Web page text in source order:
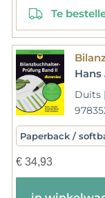
Te
Hans J.
Duits
Paperback /
€34,93